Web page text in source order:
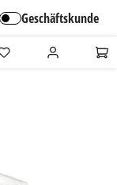
Geschäftskunde